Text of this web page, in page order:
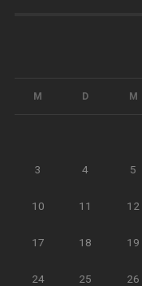
M D M
3 4 5
10 11 12
17 18 19
24 25 26